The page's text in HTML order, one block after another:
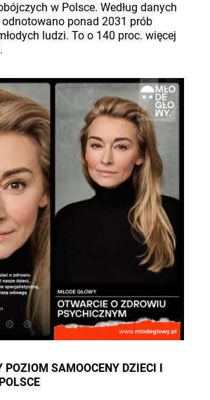
w Polsce. Według danych
ponad 2031 prób
ludzi. To o 140 proc. więcej
POZIOM SAMOOCENY DZIECI I